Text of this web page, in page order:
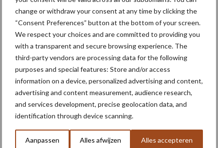
change or withdraw your consent at any time by clicking the
“Consent Preferences” button at the bottom of your screen.
We respect your choices and are committed to providing you
with a transparent and secure browsing experience. The
third-party vendors are processing data for the following
purposes and special features: Store and/or access
information on a device, personalized advertising and content,
advertising and content measurement, audience research,
and services development, precise geolocation data, and
identification through device scanning.
Aanpassen Alles afwijzen Alles accepteren
Primaire
Recent nieuws Partner nieuws
Biodiversiteit
Biologische
akkerbouw
Toon meer